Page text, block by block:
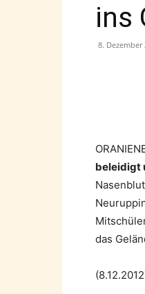
ins
8. Dezember
beleidigt
das